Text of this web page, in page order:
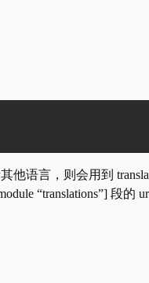
他语言，则会用到
“translations”] 段